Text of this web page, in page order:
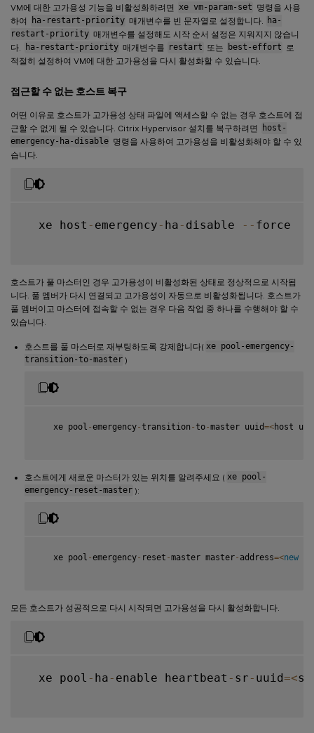
VM에 대한 고가용성 기능을 비활성화하려면 xe vm-param-set 명령을 사용
하여
ha-restart-priority 매개변수를 빈 문자열로 설정합니다.
ha-
restart-priority 매개변수를 설정해도 시작 순서 설정은 지워지지 않습니
다.
ha-restart-priority 매개변수를 restart 또는 best-effort
로
적절히 설정하여 VM에 대한 고가용성을 다시 활성화할 수 있습니다.
접근할 수 없는 호스트 복구
어떤 이유로 호스트가 고가용성 상태 파일에 액세스할 수 없는 경우 호스트에 접
근할 수 없게 될 수 있습니다. Citrix Hypervisor 설치를 복구하려면
host-
emergency-ha-disable 명령을 사용하여 고가용성을 비활성화해야 할 수 있
습니다.
  xe host
- emergency - ha - disable -- force
호스트가 풀 마스터인 경우 고가용성이 비활성화된 상태로 정상적으로 시작됩
니다. 풀 멤버가 다시 연결되고 고가용성이 자동으로 비활성화됩니다. 호스트가
풀 멤버이고 마스터에 접속할 수 없는 경우 다음 작업 중 하나를 수행해야 할 수
있습니다.
호스트를 풀 마스터로 재부팅하도록 강제합니다( xe pool-emergency-
transition-to-master )
   xe pool
-emergency-transition -to-master uuid=<host
호스트에게 새로운 마스터가 있는 위치를 알려주세요 ( xe pool-
emergency-reset-master ):
   xe pool
-emergency- reset -master master- address=<new
모든 호스트가 성공적으로 다시 시작되면 고가용성을 다시 활성화합니다.
  xe pool
- ha - enable heartbeat - sr - uuid=<